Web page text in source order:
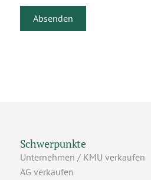
Schwerpunkte
Unternehmen / KMU verkaufen
AG verkaufen